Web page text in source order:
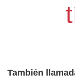
También